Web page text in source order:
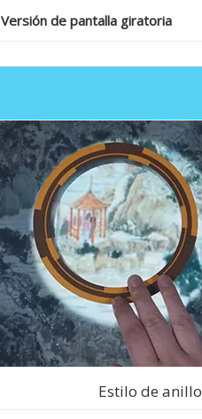
Versión de pantalla giratoria
Estilo de anillo